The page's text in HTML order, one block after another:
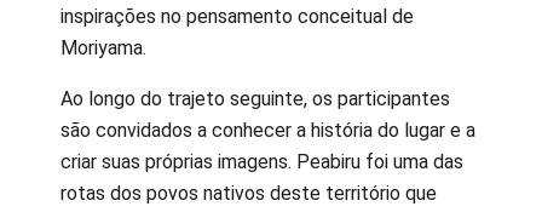
inspirações no pensamento conceitual de
Moriyama.
Ao longo do trajeto seguinte, os participantes
são convidados a conhecer a história do lugar e a
criar suas próprias imagens. Peabiru foi uma das
rotas dos povos nativos deste território que